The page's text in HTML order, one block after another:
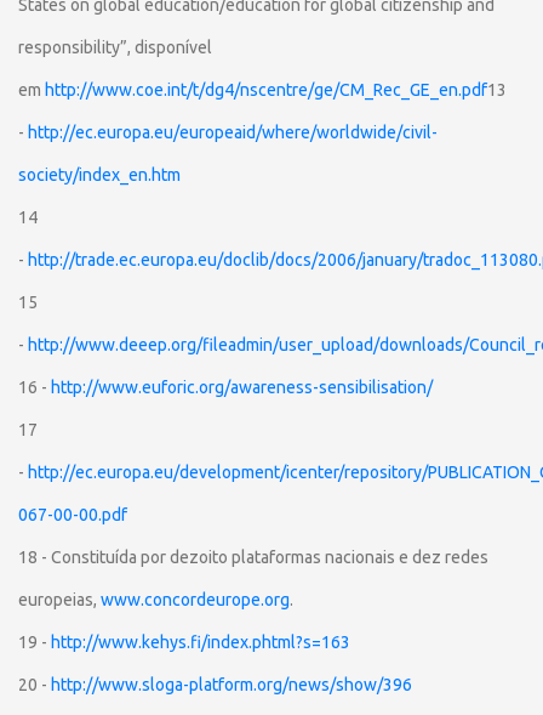
States on global education/education for global citizenship and
responsibility”, disponível
em http://www.coe.int/t/dg4/nscentre/ge/CM_Rec_GE_en.pdf13
- http://ec.europa.eu/europeaid/where/worldwide/civil-
society/index_en.htm
14
- http://trade.ec.europa.eu/doclib/docs/2006/january/
15
- http://www.deeep.org/fileadmin/user_upload/downloads/
16 - http://www.euforic.org/awareness-sensibilisation/
17
- http://ec.europa.eu/development/icenter/repository/
067-00-00.pdf
18 - Constituída por dezoito plataformas nacionais e dez redes
europeias, www.concordeurope.org.
19 - http://www.kehys.fi/index.phtml?s=163
20 - http://www.sloga-platform.org/news/show/396